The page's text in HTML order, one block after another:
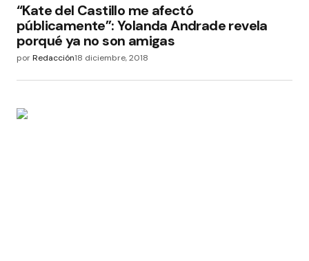
“Kate del Castillo me afectó
públicamente”: Yolanda Andrade revela
porqué ya no son amigas
porRedacción18 diciembre, 2018